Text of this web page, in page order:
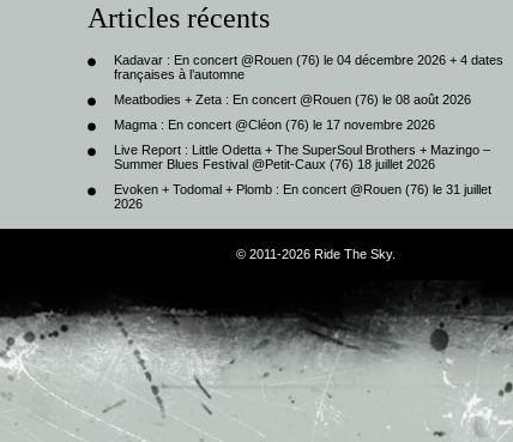
Articles récents
Kadavar : En concert @Rouen (76) le 04 décembre 2026 + 4 dates
françaises à l’automne
Meatbodies + Zeta : En concert @Rouen (76) le 08 août 2026
Magma : En concert @Cléon (76) le 17 novembre 2026
Live Report : Little Odetta + The SuperSoul Brothers + Mazingo –
Summer Blues Festival @Petit-Caux (76) 18 juillet 2026
Evoken + Todomal + Plomb : En concert @Rouen (76) le 31 juillet
2026
© 2011-2026 Ride The Sky.